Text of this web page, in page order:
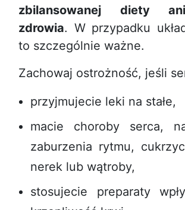
zbilansowanej diety
zdrowia. W przypadku
to szczególnie ważne.
Zachowaj ostrożność, jeśli
przyjmujecie leki na stałe,
macie choroby serca,
zaburzenia rytmu,
nerek lub wątroby,
stosujecie preparaty